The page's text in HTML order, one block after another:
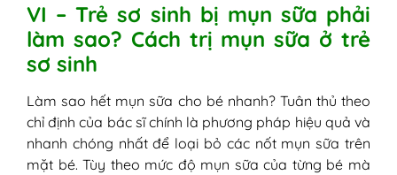
VI – Trẻ sơ sinh bị mụn sữa phải
làm sao? Cách trị mụn sữa ở trẻ
sơ sinh
Làm sao hết mụn sữa cho bé nhanh? Tuân thủ theo
chỉ định của bác sĩ chính là phương pháp hiệu quả và
nhanh chóng nhất để loại bỏ các nốt mụn sữa trên
mặt bé. Tùy theo mức độ mụn sữa của từng bé mà